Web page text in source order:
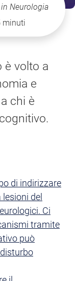
Neurologia
minuti
è volto a
e
chi è
di indirizzare
del
Ci
tramite
può